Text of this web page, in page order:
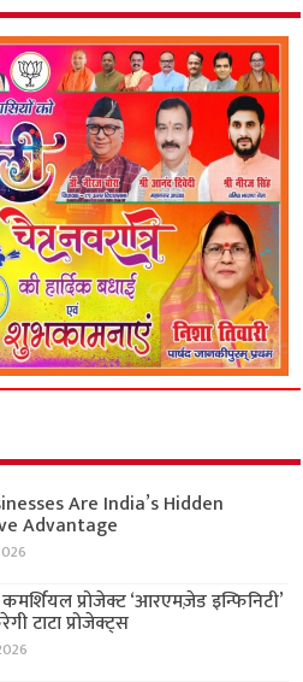
Are India’s Hidden
Advantage
प्रोजेक्ट ‘आरएमज़ेड इन्फिनिटी’
टाटा प्रोजेक्ट्स